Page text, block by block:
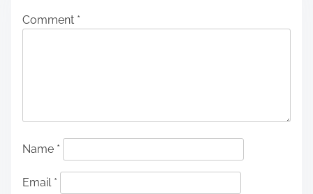
Comment *
Name *
Email *